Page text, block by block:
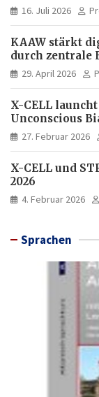
16. Juli 2026
KAAW stärkt
durch zentrale
29. April 2026
X-CELL
Unconscious
27. Februar 2026
X-CELL und
2026
4. Februar 2026
Sprachen